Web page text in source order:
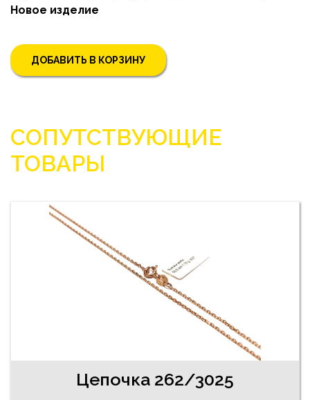
Новое изделие
ДОБАВИТЬ В КОРЗИНУ
СОПУТСТВУЮЩИЕ
ТОВАРЫ
Цепочка 262/3025